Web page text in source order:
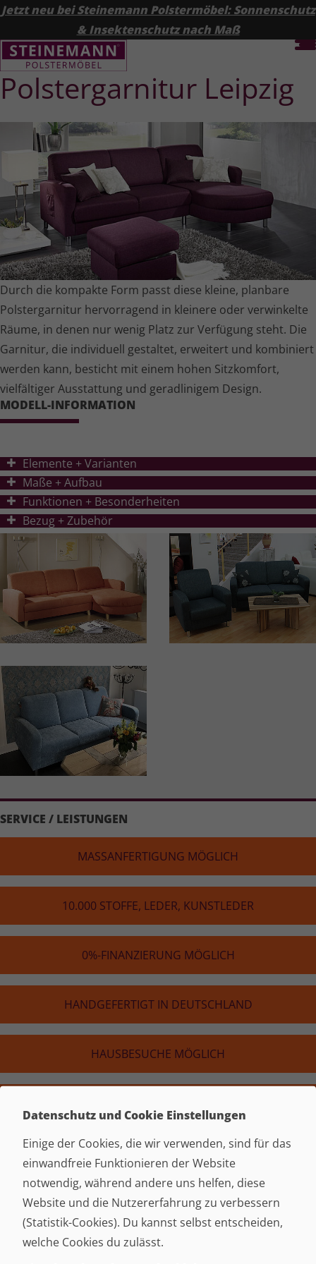
Jetzt neu bei Steinemann Polstermöbel: Sonnenschutz
& Insektenschutz nach Maß
Polster­garnitur Leipzig
Durch die kompakte Form passt diese kleine, planbare
Polster­garnitur hervorragend in kleinere oder verwinkelte
Räume, in denen nur wenig Platz zur Verfügung steht. Die
Garnitur, die individuell gestaltet, erweitert und kombiniert
werden kann, besticht mit einem hohen Sitzkomfort,
vielfältiger Ausstattung und geradlinigem Design.
MODELL-INFORMATION
Elemente + Varianten
Maße + Aufbau
Funktionen + Besonderheiten
Bezug + Zubehör
SERVICE / LEISTUNGEN
MASS­AN­FER­TI­GUNG MÖGLICH
10.000 STOFFE, LEDER, KUNST­LE­DER
0%-FINAN­ZIE­RUNG MÖGLICH
HAND­GE­FER­TIGT IN DEUTSCH­LAND
HAUS­BE­SU­CHE MÖGLICH
Warum die Polster­garnitur Leipzig schnell
zum Lieblingsplatz wird
Jeder kennt diesen einen Platz zuhause, auf den man sich
nach einem langen Tag am meisten freut. Schuhe aus,
etwas zu trinken holen und einfach mal sitzen. Oft ist
genau dieser Platz das Sofa. Deshalb sollte eine Garnitur
Datenschutz und Cookie Einstellungen
Einige der Cookies, die wir verwenden, sind für das
einwandfreie Funktionieren der Website
notwendig, während andere uns helfen, diese
Website und die Nutzererfahrung zu verbessern
(Statistik-Cookies). Du kannst selbst entscheiden,
welche Cookies du zulässt.